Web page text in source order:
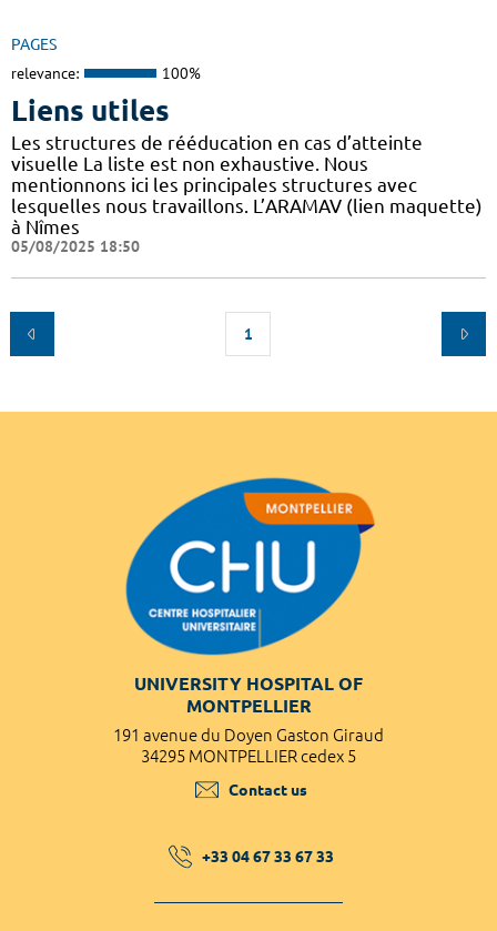
PAGES
relevance: 100%
Liens utiles
Les structures de rééducation en cas d’atteinte
visuelle La liste est non exhaustive. Nous
mentionnons ici les principales structures avec
lesquelles nous travaillons. L’ARAMAV (lien maquette)
à Nîmes
05/08/2025 18:50
1
UNIVERSITY HOSPITAL OF
MONTPELLIER
191 avenue du Doyen Gaston Giraud
34295 MONTPELLIER cedex 5
Contact us
+33 04 67 33 67 33